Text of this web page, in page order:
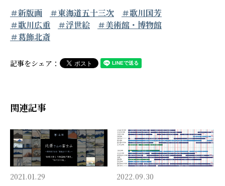
＃新版画 ＃東海道五十三次
＃歌川国芳
＃歌川広重
＃浮世絵
＃美術館・博物館
＃葛飾北斎
記事をシェア：
関連記事
2021.01.29
2022.09.30